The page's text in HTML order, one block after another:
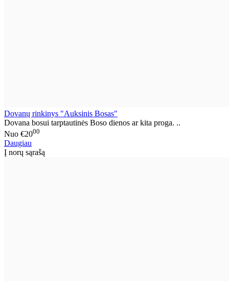
Dovanų rinkinys "Auksinis Bosas"
Dovana bosui tarptautinės Boso dienos ar kita proga. ..
Nuo €2000
Daugiau
Į norų sąrašą